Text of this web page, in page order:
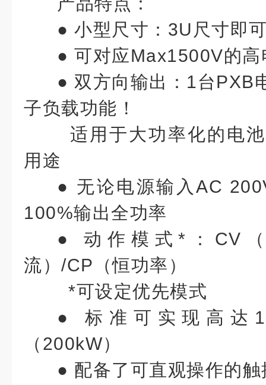
● 小型尺寸：3U尺寸即
● 可对应Max1500V的高
● 双方向输出：1台PXB
子负载功能！
适用于大功率化的电
用途
● 无论电源输入AC
100%输出全功率
●动作模式*：CV
流）/CP（恒功率）
*可设定优先模式
●标准可实现高达
（200kW）
● 配备了可直观操作的触